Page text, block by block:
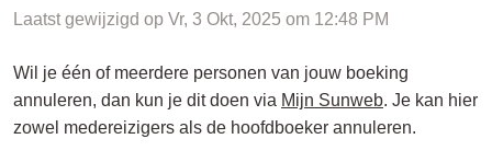
Laatst gewijzigd op Vr, 3 Okt, 2025 om 12:48 PM
Wil je één of meerdere personen van jouw boeking
annuleren, dan kun je dit doen via Mijn Sunweb. Je kan hier
zowel medereizigers als de hoofdboeker annuleren.